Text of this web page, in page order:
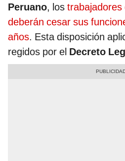
Peruano, los trabajadores
deberán cesar sus
años. Esta disposición
regidos por el Decreto